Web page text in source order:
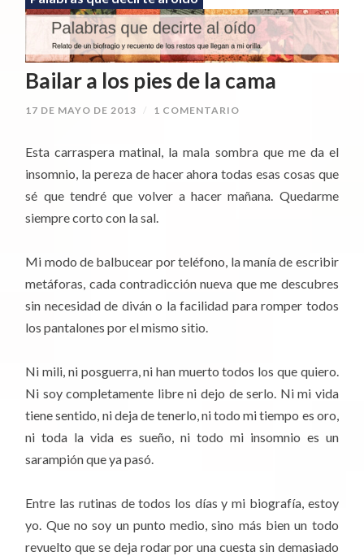
Bailar a los pies de la cama
17 DE MAYO DE 2013 / 1 COMENTARIO
Esta carraspera matinal, la mala sombra que me da el
insomnio, la pereza de hacer ahora todas esas cosas que
sé que tendré que volver a hacer mañana. Quedarme
siempre corto con la sal.
Mi modo de balbucear por teléfono, la manía de escribir
metáforas, cada contradicción nueva que me descubres
sin necesidad de diván o la facilidad para romper todos
los pantalones por el mismo sitio.
Ni mili, ni posguerra, ni han muerto todos los que quiero.
Ni soy completamente libre ni dejo de serlo. Ni mi vida
tiene sentido, ni deja de tenerlo, ni todo mi tiempo es oro,
ni toda la vida es sueño, ni todo mi insomnio es un
sarampión que ya pasó.
Entre las rutinas de todos los días y mi biografía, estoy
yo. Que no soy un punto medio, sino más bien un todo
revuelto que se deja rodar por una cuesta sin demasiado